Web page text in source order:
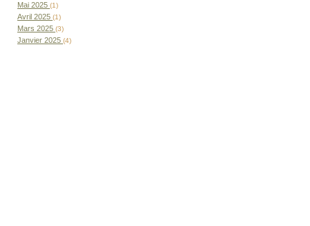
Mai 2025 (1)
Avril 2025 (1)
Mars 2025 (3)
Janvier 2025 (4)